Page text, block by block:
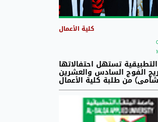
كلية الأعمال
التطبيقية تستهل احتفالاتها
الفوج السادس والعشرين
من طلبة كلية الأعمال